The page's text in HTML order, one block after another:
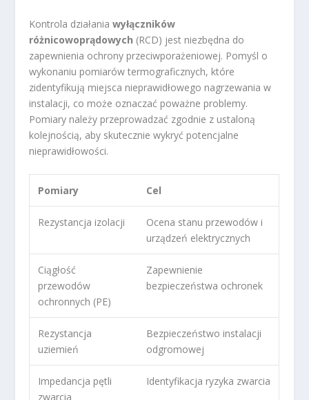
Kontrola działaniawyłączników
różnicowoprądowych (RCD) jest niezbędna do
zapewnienia ochrony przeciwporażeniowej. Pomyśl o
wykonaniu pomiarów termograficznych, które
zidentyfikują miejsca nieprawidłowego nagrzewania w
instalacji, co może oznaczać poważne problemy.
Pomiary należy przeprowadzać zgodnie z ustaloną
kolejnością, aby skutecznie wykryć potencjalne
nieprawidłowości.
Pomiary Cel
Rezystancja izolacji
Ocena stanu przewodów i
urządzeń elektrycznych
Ciągłość
przewodów
ochronnych (PE)
Zapewnienie
bezpieczeństwa ochronek
Rezystancja
uziemień
Bezpieczeństwo instalacji
odgromowej
Impedancja pętli
zwarcia
Identyfikacja ryzyka zwarcia